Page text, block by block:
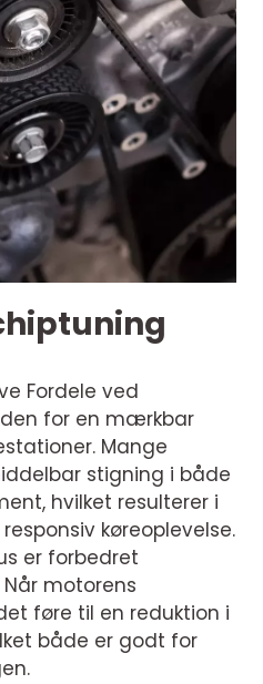
Fordele ved
for en mærkbar
Mange
stigning i både
hvilket resulterer i
køreoplevelse.
er forbedret
motorens
føre til en reduktion i
både er godt for